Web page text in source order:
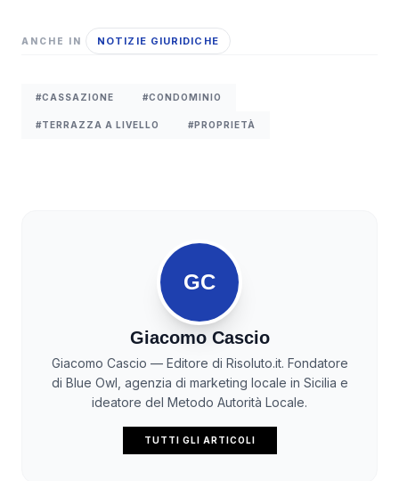
ANCHE IN NOTIZIE GIURIDICHE
#CASSAZIONE #CONDOMINIO
#TERRAZZA A LIVELLO #PROPRIETÀ
GC
Giacomo Cascio
Giacomo Cascio — Editore di Risoluto.it. Fondatore
di Blue Owl, agenzia di marketing locale in Sicilia e
ideatore del Metodo Autorità Locale.
TUTTI GLI ARTICOLI